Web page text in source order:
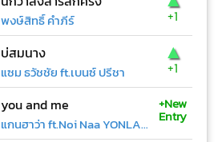
พงษ์สิทธิ์ คำภีร์ +1
บ่สมนาง
แซม ธวัชชัย ft.เบนซ์ ปรีชา
▲
+1
you and me
แกนฮาว่า ft.Noi Naa YONLAPA
+New
Entry